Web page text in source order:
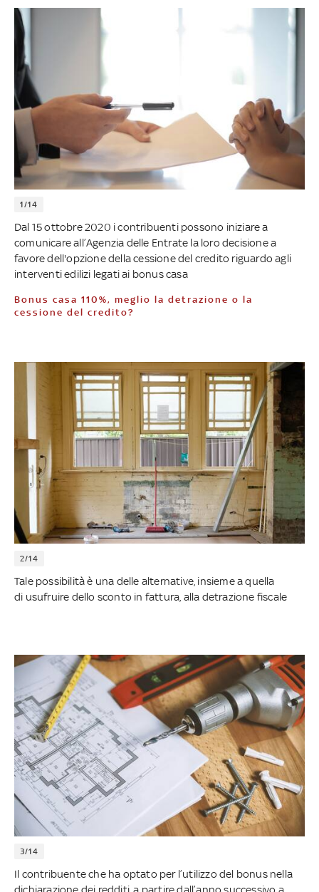
1/14
Dal 15 ottobre 2020 i contribuenti possono iniziare a
comunicare all’Agenzia delle Entrate la loro decisione a
favore dell'opzione della cessione del credito riguardo agli
interventi edilizi legati ai bonus casa
Bonus casa 110%, meglio la detrazione o la
cessione del credito?
2/14
Tale possibilità è una delle alternative, insieme a quella
di usufruire dello sconto in fattura, alla detrazione fiscale
3/14
Il contribuente che ha optato per l’utilizzo del bonus nella
dichiarazione dei redditi, a partire dall’anno successivo a